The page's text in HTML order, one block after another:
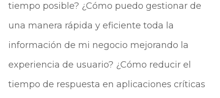
tiempo posible? ¿Cómo puedo gestionar de
una manera rápida y eficiente toda la
información de mi negocio mejorando la
experiencia de usuario? ¿Cómo reducir el
tiempo de respuesta en aplicaciones críticas